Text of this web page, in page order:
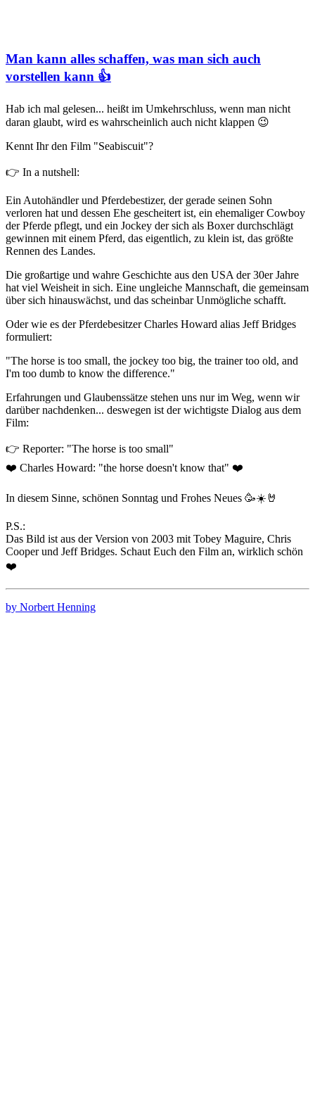
Man kann alles schaffen, was man sich auch
vorstellen kann 👍
Hab ich mal gelesen... heißt im Umkehrschluss, wenn man nicht
daran glaubt, wird es wahrscheinlich auch nicht klappen 😉
Kennt Ihr den Film "Seabiscuit"?
👉 In a nutshell:
Ein Autohändler und Pferdebestizer, der gerade seinen Sohn
verloren hat und dessen Ehe gescheitert ist, ein ehemaliger Cowboy
der Pferde pflegt, und ein Jockey der sich als Boxer durchschlägt
gewinnen mit einem Pferd, das eigentlich, zu klein ist, das größte
Rennen des Landes.
Die großartige und wahre Geschichte aus den USA der 30er Jahre
hat viel Weisheit in sich. Eine ungleiche Mannschaft, die gemeinsam
über sich hinauswächst, und das scheinbar Unmögliche schafft.
Oder wie es der Pferdebesitzer Charles Howard alias Jeff Bridges
formuliert:
"The horse is too small, the jockey too big, the trainer too old, and
I'm too dumb to know the difference."
Erfahrungen und Glaubenssätze stehen uns nur im Weg, wenn wir
darüber nachdenken... deswegen ist der wichtigste Dialog aus dem
Film:
👉 Reporter: "The horse is too small"
❤️ Charles Howard: "the horse doesn't know that" ❤️
In diesem Sinne, schönen Sonntag und Frohes Neues 🥳☀️🤘
P.S.:
Das Bild ist aus der Version von 2003 mit Tobey Maguire, Chris
Cooper und Jeff Bridges. Schaut Euch den Film an, wirklich schön
❤️
by Norbert Henning